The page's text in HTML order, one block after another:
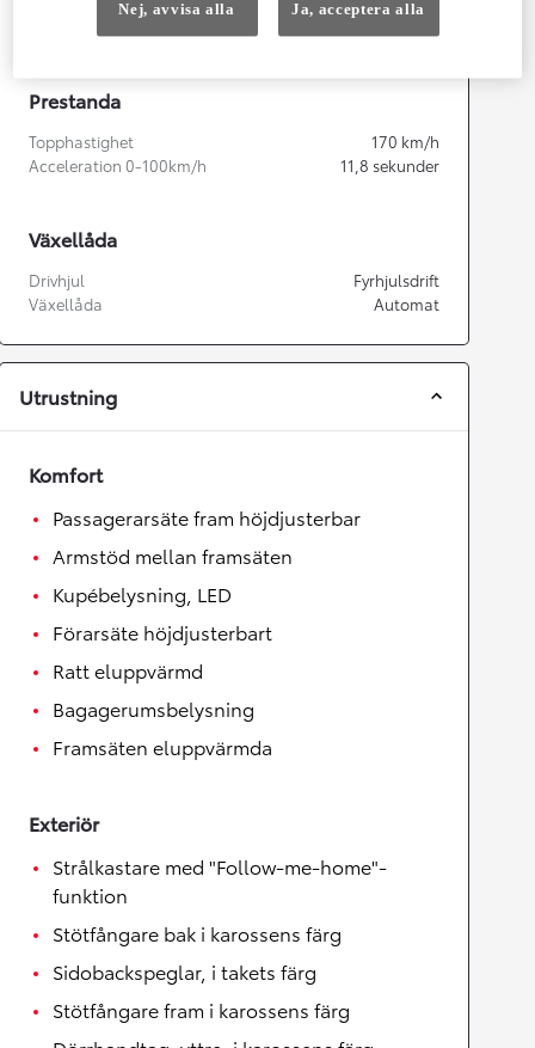
Prestanda
Topphastighet 170 km/h
Acceleration 0-100km/h
11,8 sekunder
Växellåda
Drivhjul
Fyrhjulsdrift
Växellåda
Automat
Utrustning
Komfort
Passagerarsäte fram höjdjusterbar
Armstöd mellan framsäten
Kupébelysning, LED
Förarsäte höjdjusterbart
Ratt eluppvärmd
Bagagerumsbelysning
Framsäten eluppvärmda
Exteriör
Strålkastare med "Follow-me-home"-
funktion
Stötfångare bak i karossens färg
Sidobackspeglar, i takets färg
Stötfångare fram i karossens färg
Nej, avvisa alla Ja, acceptera alla